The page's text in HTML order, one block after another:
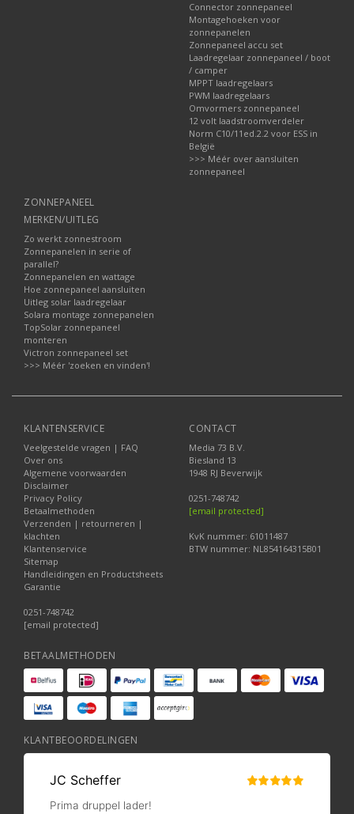
Connector zonnepaneel
Montagehoeken voor
zonnepanelen
Zonnepaneel accu set
Laadregelaar zonnepaneel / boot
/ camper
MPPT laadregelaars
PWM laadregelaars
Omvormers zonnepaneel
12 volt laadstroomverdeler
Norm C10/11ed.2.2 voor ESS in
België
>>> Méér over aansluiten
zonnepaneel
ZONNEPANEEL
MERKEN/UITLEG
Zo werkt zonnestroom
Zonnepanelen in serie of
parallel?
Zonnepanelen en wattage
Hoe zonnepaneel aansluiten
Uitleg solar laadregelaar
Solara montage zonnepanelen
TopSolar zonnepaneel
monteren
Victron zonnepaneel set
>>> Méér 'zoeken en vinden'!
KLANTENSERVICE
Veelgestelde vragen | FAQ
Over ons
Algemene voorwaarden
Disclaimer
Privacy Policy
Betaalmethoden
Verzenden | retourneren |
klachten
Klantenservice
Sitemap
Handleidingen en Productsheets
Garantie
0251-748742
[email protected]
CONTACT
Media 73 B.V.
Biesland 13
1948 RJ Beverwijk
0251-748742
[email protected]
KvK nummer: 61011487
BTW nummer: NL854164315B01
BETAALMETHODEN
KLANTBEOORDELINGEN